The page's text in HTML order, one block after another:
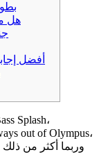
أفضل
وربما أكثر من